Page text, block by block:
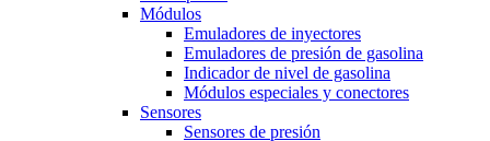
Módulos
Emuladores de inyectores
Emuladores de presión de gasolina
Indicador de nivel de gasolina
Módulos especiales y conectores
Sensores
Sensores de presión